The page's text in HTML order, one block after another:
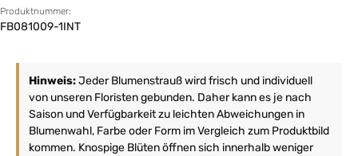
Produktnummer:
FB081009-1INT
Hinweis:Jeder Blumenstrauß wird frisch und individuell
von unseren Floristen gebunden. Daher kann es je nach
Saison und Verfügbarkeit zu leichten Abweichungen in
Blumenwahl, Farbe oder Form im Vergleich zum Produktbild
kommen. Knospige Blüten öffnen sich innerhalb weniger